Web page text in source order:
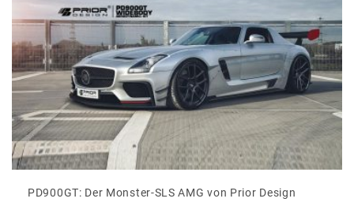
PD900GT: Der Monster-SLS AMG von Prior Design